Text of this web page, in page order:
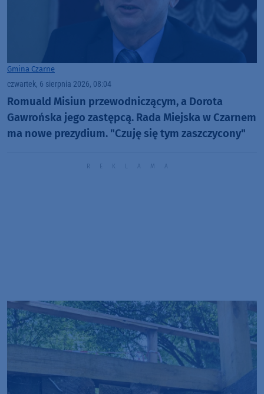
Gmina Czarne
czwartek, 6 sierpnia 2026, 08:04
Romuald Misiun przewodniczącym, a Dorota
Gawrońska jego zastępcą. Rada Miejska w Czarnem
ma nowe prezydium. "Czuję się tym zaszczycony"